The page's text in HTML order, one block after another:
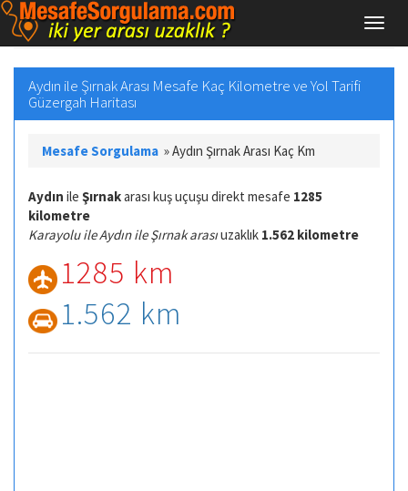
Aydın ile Şırnak Arası Mesafe Kaç Kilometre ve Yol Tarifi
Güzergah Haritası
Mesafe Sorgulama »Aydın Şırnak Arası Kaç Km
Aydın ile Şırnakarası kuş uçuşu direkt mesafe 1285
kilometre
Karayolu ile Aydın ile Şırnak arasıuzaklık 1.562 kilometre
1285 km
1.562 km